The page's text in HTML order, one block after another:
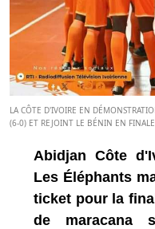
LA CÔTE D'IVOIRE EN
(6-0) ET REJOINT LE BÉNIN EN
Abidjan Côte
Les Éléphants
ticket pour la
de maracana